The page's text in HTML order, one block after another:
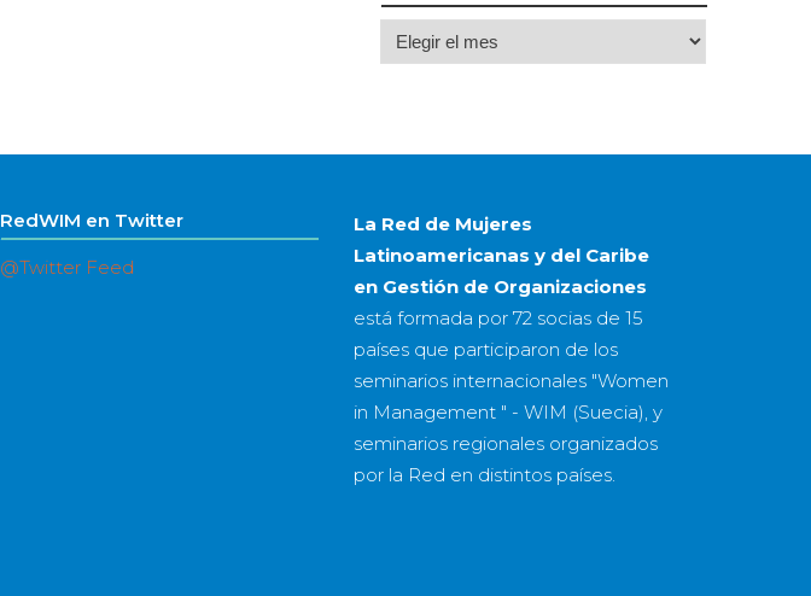
Archivo
por
año
RedWIM en Twitter
@Twitter Feed
La Red de Mujeres
Latinoamericanas y del Caribe
en Gestión de Organizaciones
está formada por 72 sociasde 15
paísesque participaron de los
seminarios internacionales "Women
in Management " - WIM (Suecia), y
seminarios regionales organizados
por la Red en distintos países.